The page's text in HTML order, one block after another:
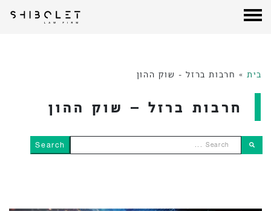
בית » חרבות ברזל - שוק ההון
חרבות ברזל – שוק ההון
Search ...